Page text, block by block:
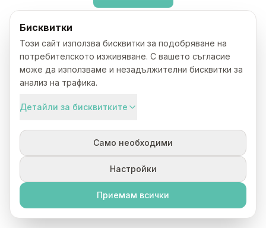
Бисквитки
Този сайт използва бисквитки за подобряване на
потребителското изживяване. С вашето съгласие
може да използваме и незадължителни бисквитки за
анализ на трафика.
Детайли за бисквитките
Само необходими
Настройки
Приемам всички